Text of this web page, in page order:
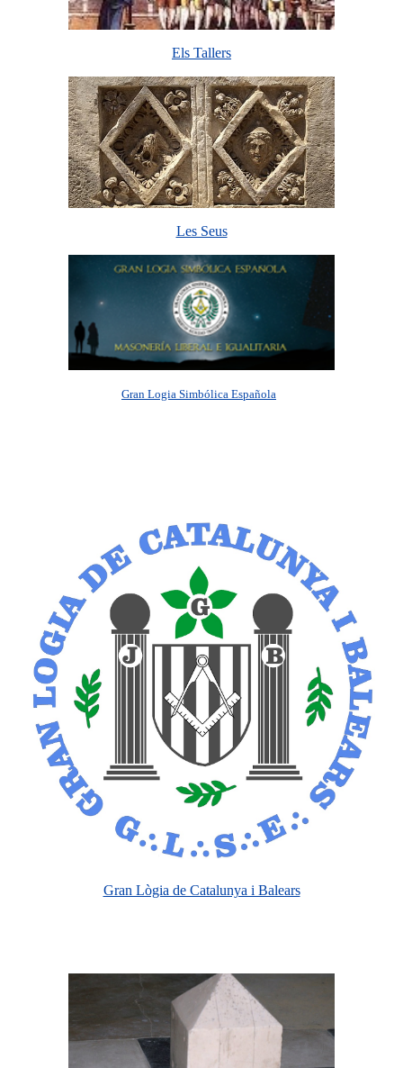
Els Tallers
Les Seus
Gran Logia Simbólica Española
Gran Lògia de Catalunya i Balears